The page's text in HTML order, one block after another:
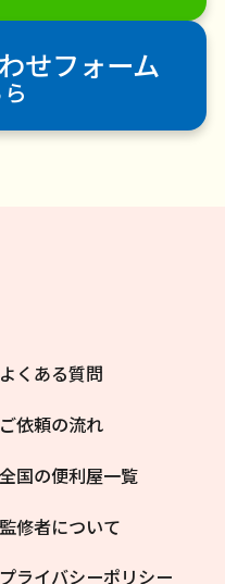
せフォーム
よくある質問
ご依頼の流れ
全国の便利屋一覧
監修者について
プライバシーポリシー